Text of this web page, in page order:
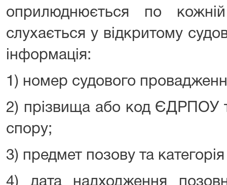
оприлюднюється по
слухається у відкритому
інформація:
1) номер судового
2) прізвища або код ЄДРПОУ
спору;
3) предмет позову та
4) дата надходження